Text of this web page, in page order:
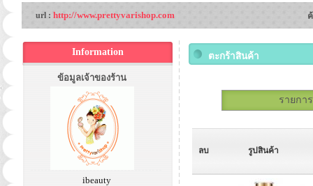
url : http://www.prettyvarishop.com
Information
ข้อมูลเจ้าของร้าน
ibeauty
ตะกร้าสินค้า
รายกา
ลบ รูปสินค้า